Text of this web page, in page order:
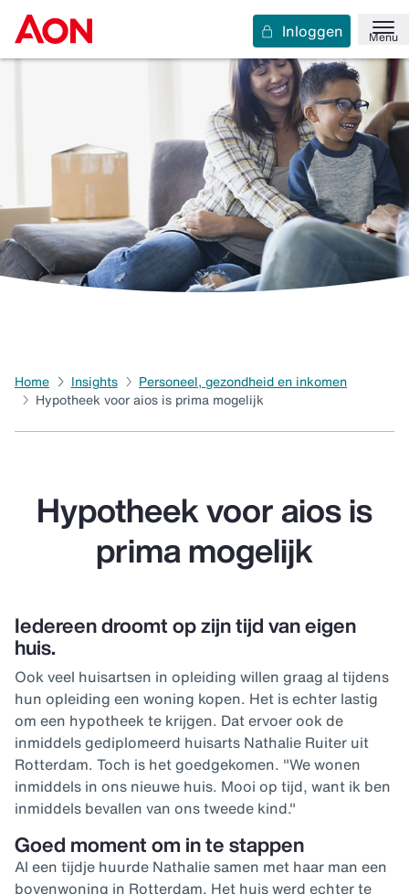
Menu
Inloggen
Home Insights
Personeel, gezondheid en inkomen
Hypotheek voor aios is prima mogelijk
Hypotheek voor aios is
prima mogelijk
Iedereen droomt op zijn tijd van eigen
huis.
Ook veel huisartsen in opleiding willen graag al tijdens
hun opleiding een woning kopen. Het is echter lastig
om een hypotheek te krijgen. Dat ervoer ook de
inmiddels gediplomeerd huisarts Nathalie Ruiter uit
Rotterdam. Toch is het goedgekomen. "We wonen
inmiddels in ons nieuwe huis. Mooi op tijd, want ik ben
inmiddels bevallen van ons tweede kind."
Goed moment om in te stappen
Al een tijdje huurde Nathalie samen met haar man een
bovenwoning in Rotterdam. Het huis werd echter te